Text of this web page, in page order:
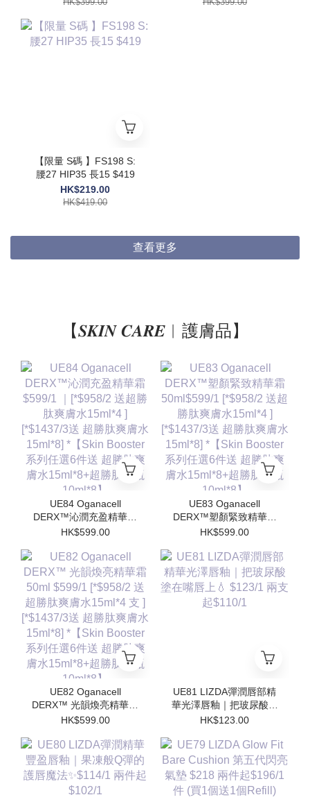
【限量 S碼 】FS198 S:
腰27 HIP35 長15 $419
HK$219.00
HK$419.00
查看更多
【𝑺𝑲𝑰𝑵 𝑪𝑨𝑹𝑬︱護膚品】
UE84 Oganacell
DERX™沁潤充盈精華霜
$599/1 ｜[*$958/2 送超
[*$1437/3送 超勝肽爽膚
水15ml*8] *【Skin
Booster 系列任選6件送
超勝肽爽膚水15ml*8+超
勝肽安瓶10ml*8】
HK$599.00
UE83 Oganacell
DERX™塑顏緊致精華霜
50ml$599/1 [*$958/2 送
[*$1437/3送 超勝肽爽膚
水15ml*8] *【Skin
Booster 系列任選6件送
超勝肽爽膚水15ml*8+超
勝肽安瓶10ml*8】
HK$599.00
UE82 Oganacell
DERX™ 光韻煥亮精華霜
50ml $599/1 [*$958/2 送
[*$1437/3送 超勝肽爽膚
水15ml*8] *【Skin
Booster 系列任選6件送
超勝肽爽膚水15ml*8+超
勝肽安瓶10ml*8】
HK$599.00
UE81 LIZDA彈潤唇部精
華光澤唇釉｜把玻尿酸塗
在嘴唇上💧 $123/1 兩支
HK$123.00